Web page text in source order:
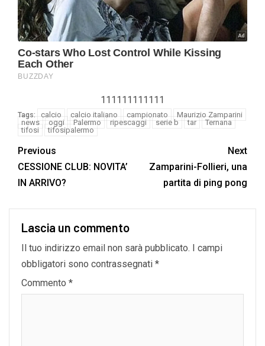
111111111111
Tags: calcio calcio italiano campionato
Maurizio Zamparini
news
oggi Palermo ripescaggi serie b tar
Ternana
tifosi
tifosipalermo
Previous
CESSIONE CLUB: NOVITA’
IN ARRIVO?
Next
Zamparini-Follieri, una
partita di ping pong
Lascia un commento
Il tuo indirizzo email non sarà pubblicato.
I campi
obbligatori sono contrassegnati *
Commento *